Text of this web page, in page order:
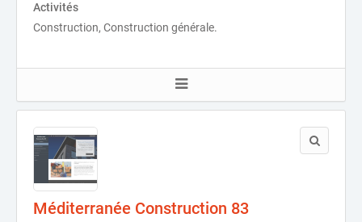
Activités
Construction, Construction générale.
Méditerranée Construction 83